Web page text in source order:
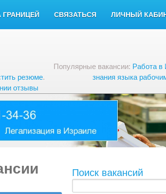
ГРАНИЦЕЙ СВЯЗАТЬСЯ ЛИЧНЫЙ
резюме.
Популярные вакансии: Работа в
знания языка
отзывы
Поиск вакансий